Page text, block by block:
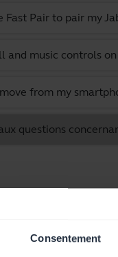
Consentement
Fast Pair to pair my
and music controls
from my
questions